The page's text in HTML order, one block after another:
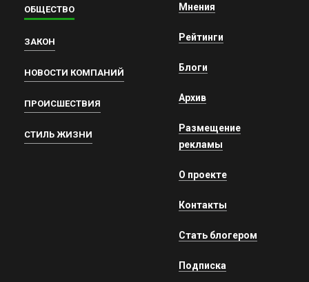
ОБЩЕСТВО
ЗАКОН
НОВОСТИ КОМПАНИЙ
ПРОИСШЕСТВИЯ
СТИЛЬ ЖИЗНИ
Мнения
Рейтинги
Блоги
Архив
Размещение
рекламы
О проекте
Контакты
Стать блогером
Подписка